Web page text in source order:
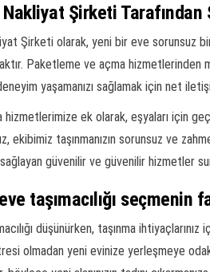
Nakliyat Şirketi
Şirketi olarak, yeni bir eve sorunsuz
Paketleme ve açma hizmetlerinden
yaşamanızı sağlamak için net
hizmetlerimize ek olarak, eşyaları için
ekibimiz taşınmanızın sorunsuz ve
sağlayan güvenilir ve güvenilir hizmetler
taşımacılığı seçmenin
düşünürken, taşınma
olmadan yeni evinize yerleşmeye